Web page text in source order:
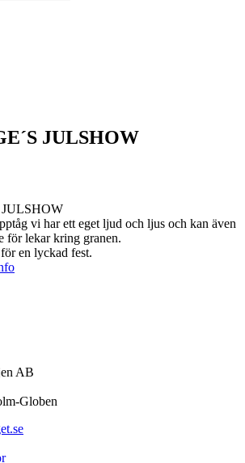
JULSHOW
vi har ett eget ljud och ljus och kan även
för lekar kring granen.
en lyckad fest.
AB
Globen